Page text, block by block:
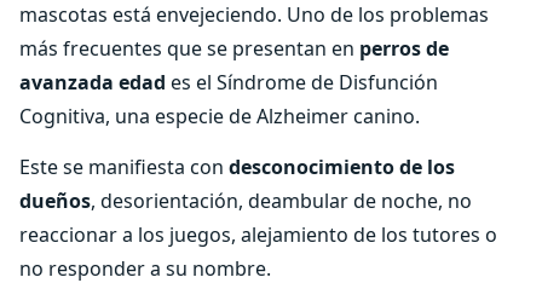
mascotas está envejeciendo. Uno de los problemas
más frecuentes que se presentan en perros de
avanzada edad es el Síndrome de Disfunción
Cognitiva, una especie de Alzheimer canino.
Este se manifiesta con desconocimiento de los
dueños, desorientación, deambular de noche, no
reaccionar a los juegos, alejamiento de los tutores o
no responder a su nombre.